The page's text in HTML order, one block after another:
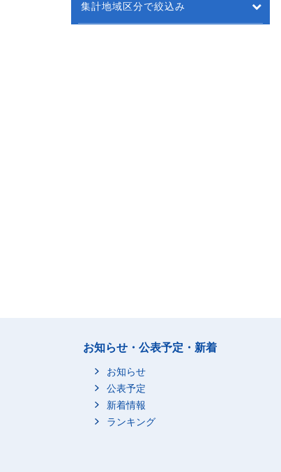
集計地域区分で絞込み
お知らせ・公表予定・新着
お知らせ
公表予定
新着情報
ランキング